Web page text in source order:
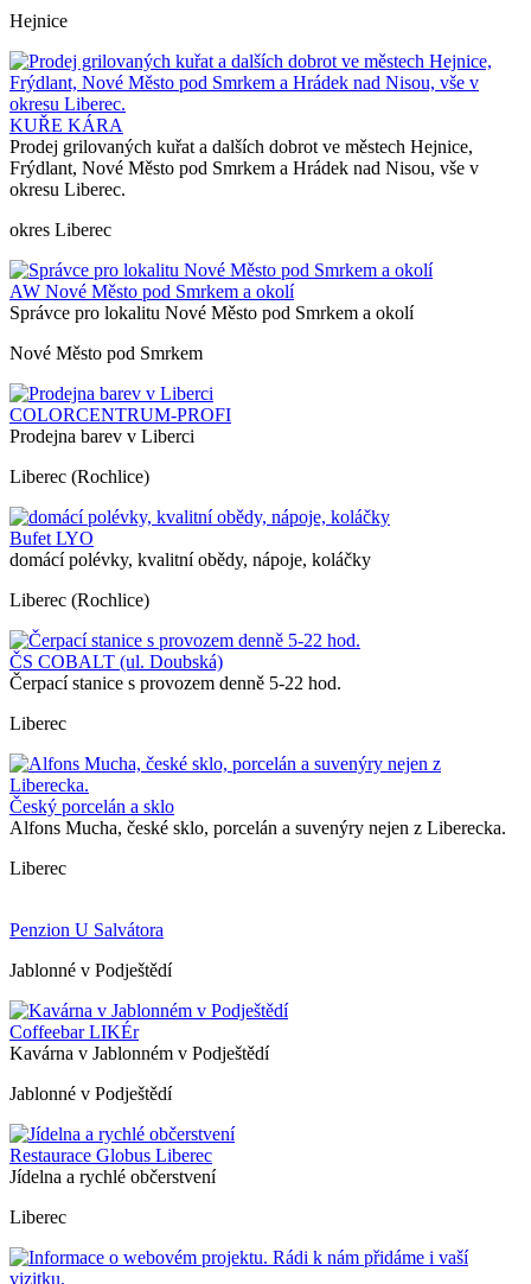
Hejnice
KUŘE KÁRA
Prodej grilovaných kuřat a dalších dobrot ve městech Hejnice,
Frýdlant, Nové Město pod Smrkem a Hrádek nad Nisou, vše v
okresu Liberec.
okres Liberec
AW Nové Město pod Smrkem a okolí
Správce pro lokalitu Nové Město pod Smrkem a okolí
Nové Město pod Smrkem
COLORCENTRUM-PROFI
Prodejna barev v Liberci
Liberec (Rochlice)
Bufet LYO
domácí polévky, kvalitní obědy, nápoje, koláčky
Liberec (Rochlice)
ČS COBALT (ul. Doubská)
Čerpací stanice s provozem denně 5-22 hod.
Liberec
Český porcelán a sklo
Alfons Mucha, české sklo, porcelán a suvenýry nejen z Liberecka.
Liberec
Penzion U Salvátora
Jablonné v Podještědí
Coffeebar LIKÉr
Kavárna v Jablonném v Podještědí
Jablonné v Podještědí
Restaurace Globus Liberec
Jídelna a rychlé občerstvení
Liberec